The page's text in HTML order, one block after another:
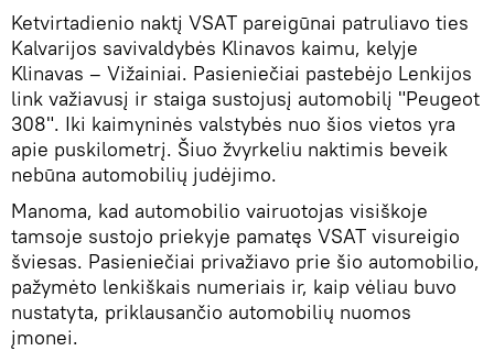
Ketvirtadienio naktį VSAT pareigūnai patruliavo ties
Kalvarijos savivaldybės Klinavos kaimu, kelyje
Klinavas – Vižainiai. Pasieniečiai pastebėjo Lenkijos
link važiavusį ir staiga sustojusį automobilį "Peugeot
308". Iki kaimyninės valstybės nuo šios vietos yra
apie puskilometrį. Šiuo žvyrkeliu naktimis beveik
nebūna automobilių judėjimo.
Manoma, kad automobilio vairuotojas visiškoje
tamsoje sustojo priekyje pamatęs VSAT visureigio
šviesas. Pasieniečiai privažiavo prie šio automobilio,
pažymėto lenkiškais numeriais ir, kaip vėliau buvo
nustatyta, priklausančio automobilių nuomos
įmonei.